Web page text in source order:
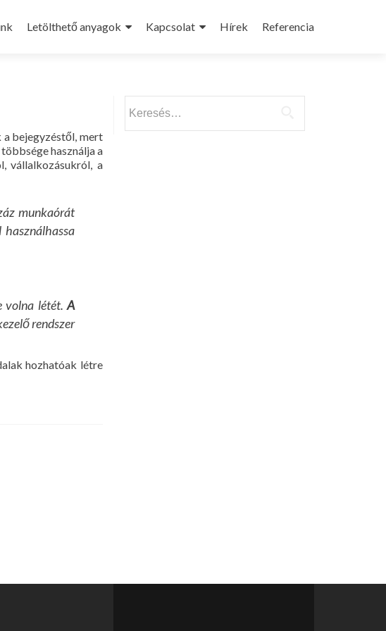
Letölthető anyagok Kapcsolat Hírek Referencia
a bejegyzéstől, mert
használja a
vállalkozásukról, a
munkaórát
volna létét.A
rendszer
hozhatóak létre